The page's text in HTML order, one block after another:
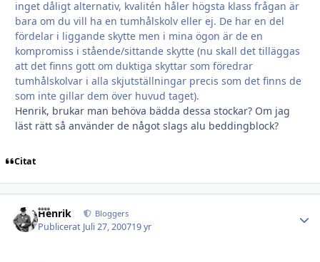
inget dåligt alternativ, kvalitén håler högsta klass frågan är
bara om du vill ha en tumhålskolv eller ej. De har en del
fördelar i liggande skytte men i mina ögon är de en
kompromiss i stående/sittande skytte (nu skall det tilläggas
att det finns gott om duktiga skyttar som föredrar
tumhålskolvar i alla skjutställningar precis som det finns de
som inte gillar dem över huvud taget).
Henrik, brukar man behöva bädda dessa stockar? Om jag
läst rätt så använder de något slags alu beddingblock?
Citat
Henrik Bloggers
Publicerat Juli 27, 200719 yr